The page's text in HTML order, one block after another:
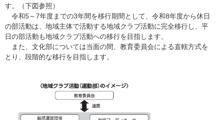
す。（下図参照）
令和5～7年度までの3年間を移行期間として、令和8年度から休日
の部活動は、地域主体で活動する地域クラブ活動に完全移行し、平
日の部活動も地域クラブ活動への移行を目指します。
また、文化部については当面の間、教育委員会による直轄方式を
とり、段階的な移行を目指します。